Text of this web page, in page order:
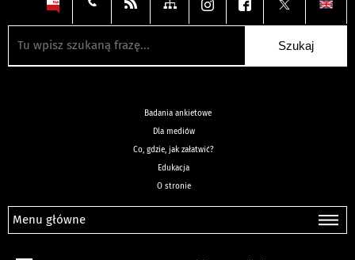
Badania ankietowe
Dla mediów
Co, gdzie, jak załatwić?
Edukacja
O stronie
Menu główne